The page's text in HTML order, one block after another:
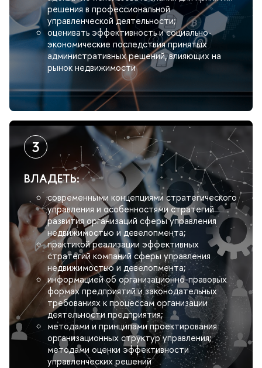
решения в профессиональной
управленческой деятельности;
оценивать эффективность и социально-
экономические последствия принятых
административных решений, влияющих на
рынок недвижимости
ЛАДЕТЬ:
современными концепциями стратегического
управления и особенностями стратегий
развития организаций сферы управления
недвижимостью и девелопмента;
практикой реализации эффективных
стратегий компаний сферы управления
недвижимостью и девелопмента;
информацией об организационно-правовых
формах предприятий и законодательных
требованиях к процессам организации
деятельности предприятия;
методами и принципами проектирования
организационных структур управления;
методами оценки эффективности
управленческих решений